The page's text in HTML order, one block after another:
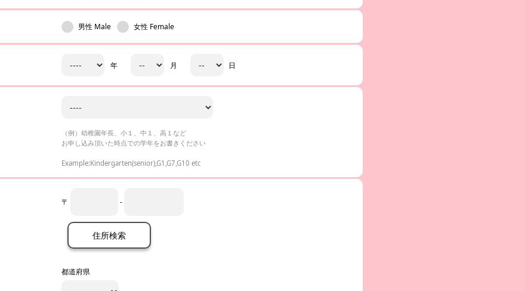
男性 Male 女性 Female
年 月 日
（例）幼稚園年長、小１、中１、高１など
お申し込み頂いた時点での学年をお書きください
Example:Kindergarten(senior),G1,G7,G10 etc
〒
-
住所検索
都道府県